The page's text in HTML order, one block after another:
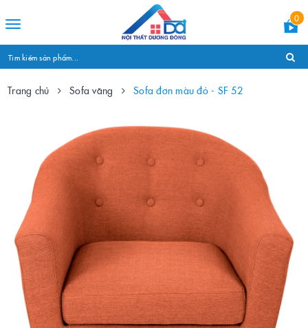
Toggle
0
Trang chủ Sofa văng Sofa đơn màu đỏ - SF 52